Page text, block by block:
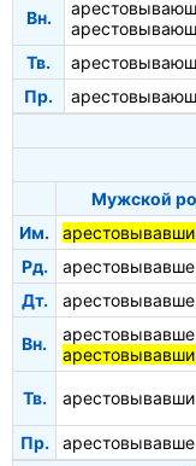
Вн.
Тв.
Пр.
Мужской
Им.
Рд.
Дт.
Вн.
Тв.
Пр.